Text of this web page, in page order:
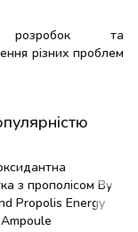
розробок та
різних проблем